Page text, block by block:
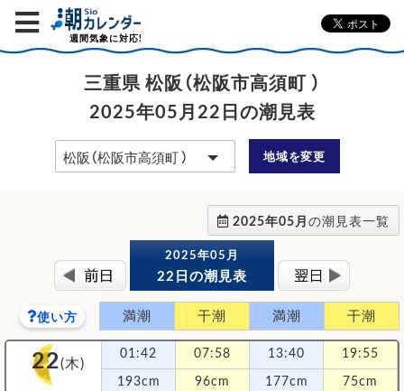
週間気象に対応!
三重県 松阪（松阪市高須町 ）
2025年05月22日の潮見表
地域を変更
2025年05月の潮見表一覧
2025年05月
22日の潮見表
使い方 満潮 干潮 満潮 干潮
22(木) 01:42 07:58 13:40
19:55
193cm
96cm 177cm 75cm